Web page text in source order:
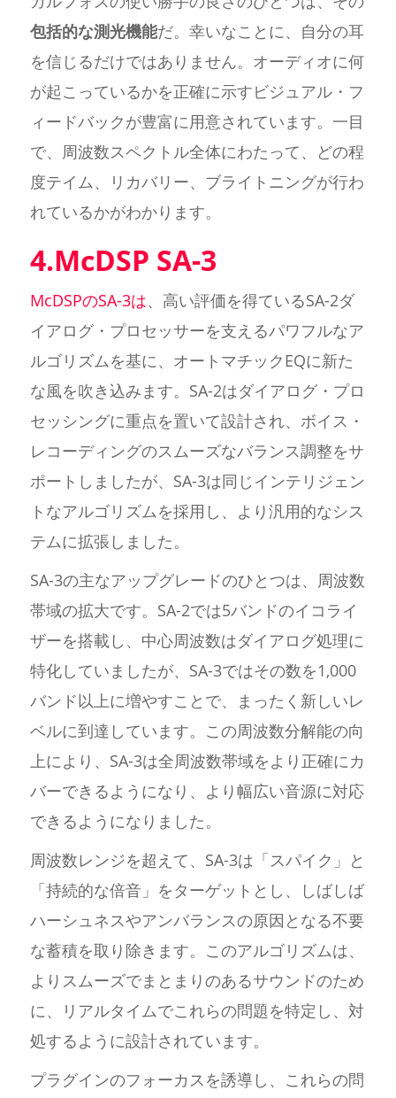
包括的な測光機能だ。幸いなことに、自分の耳
を信じるだけではありません。オーディオに何
が起こっているかを正確に示すビジュアル・フ
ィードバックが豊富に用意されています。一目
で、周波数スペクトル全体にわたって、どの程
度テイム、リカバリー、ブライトニングが行わ
れているかがわかります。
4.McDSP SA-3
McDSPのSA-3は、高い評価を得ているSA-2ダ
イアログ・プロセッサーを支えるパワフルなア
ルゴリズムを基に、オートマチックEQに新た
な風を吹き込みます。SA-2はダイアログ・プロ
セッシングに重点を置いて設計され、ボイス・
レコーディングのスムーズなバランス調整をサ
ポートしましたが、SA-3は同じインテリジェン
トなアルゴリズムを採用し、より汎用的なシス
テムに拡張しました。
SA-3の主なアップグレードのひとつは、周波数
帯域の拡大です。SA-2では5バンドのイコライ
ザーを搭載し、中心周波数はダイアログ処理に
特化していましたが、SA-3ではその数を1,000
バンド以上に増やすことで、まったく新しいレ
ベルに到達しています。この周波数分解能の向
上により、SA-3は全周波数帯域をより正確にカ
バーできるようになり、より幅広い音源に対応
できるようになりました。
周波数レンジを超えて、SA-3は「スパイク」と
「持続的な倍音」をターゲットとし、しばしば
ハーシュネスやアンバランスの原因となる不要
な蓄積を取り除きます。このアルゴリズムは、
よりスムーズでまとまりのあるサウンドのため
に、リアルタイムでこれらの問題を特定し、対
処するように設計されています。
プラグインのフォーカスを誘導し、これらの問